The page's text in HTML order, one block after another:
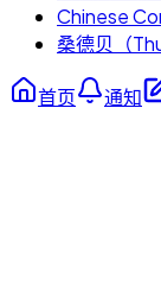
Chinese
桑德贝（
首页 通知